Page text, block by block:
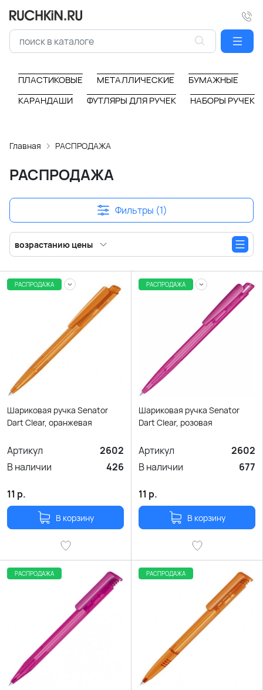
ПЛАСТИКОВЫЕ МЕТАЛЛИЧЕСКИЕ
БУМАЖНЫЕ
КАРАНДАШИ
ФУТЛЯРЫ ДЛЯ РУЧЕК НАБОРЫ РУЧЕК
Главная РАСПРОДАЖА
РАСПРОДАЖА
Фильтры (1)
возрастанию цены
РАСПРОДАЖА
Шариковая ручка Senator
Dart Clear, оранжевая
Артикул
2602
В наличии
426
11 р.
В корзину
РАСПРОДАЖА
Шариковая ручка Senator
Dart Clear, розовая
Артикул
2602
В наличии
677
11 р.
В корзину
РАСПРОДАЖА РАСПРОДАЖА